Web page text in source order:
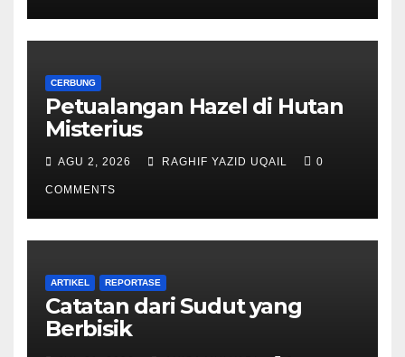
CERBUNG
Petualangan Hazel di Hutan
Misterius
AGU 2, 2026 RAGHIF YAZID UQAIL 0
COMMENTS
ARTIKEL REPORTASE
Catatan dari Sudut yang
Berbisik